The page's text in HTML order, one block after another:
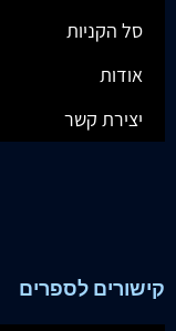
סל הקניות
אודות
יצירת קשר
קישורים לספרים